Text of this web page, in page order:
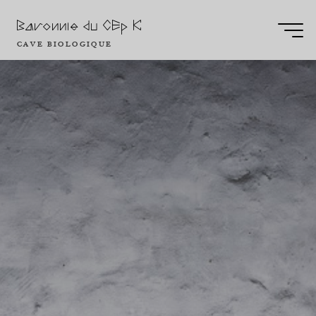
contenu
Baronnie du CEp K
CAVE BIOLOGIQUE